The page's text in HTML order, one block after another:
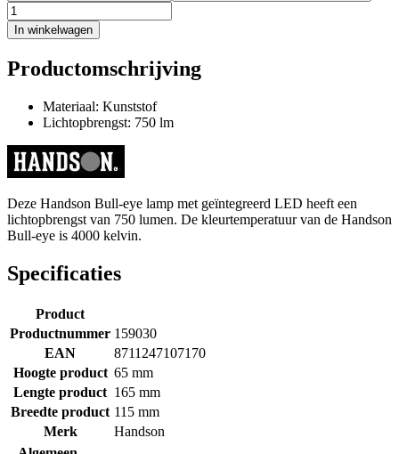
In winkelwagen
Productomschrijving
Materiaal: Kunststof
Lichtopbrengst: 750 lm
Deze Handson Bull-eye lamp met geïntegreerd LED heeft een
lichtopbrengst van 750 lumen. De kleurtemperatuur van de Handson
Bull-eye is 4000 kelvin.
Specificaties
Product
Productnummer 159030
EAN
8711247107170
Hoogte product 65 mm
Lengte product 165 mm
Breedte product 115 mm
Merk
Handson